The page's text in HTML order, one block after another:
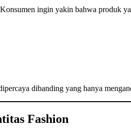
ingin yakin bahwa produk
dibanding yang hanya
Fashion